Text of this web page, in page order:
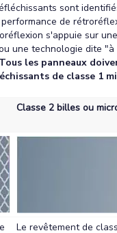
sont
de
s'appuie sur
une technologie dite "à
Tous les panneaux
de classe 1
Classe 2 billes ou
Le revêtement de